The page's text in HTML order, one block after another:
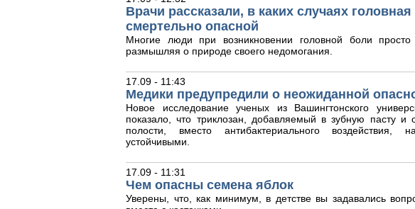
Врачи рассказали, в каких случаях
смертельно опасной
Многие люди при возникновении головной боли
размышляя о природе своего недомогания.
17.09 - 11:43
Медики предупредили о неожиданной
Новое исследование ученых из Вашингтонского
показало, что триклозан, добавляемый в зубную пасту и
полости, вместо антибактериального воздействия,
устойчивыми.
17.09 - 11:31
Чем опасны семена яблок
Уверены, что, как минимум, в детстве вы задавались